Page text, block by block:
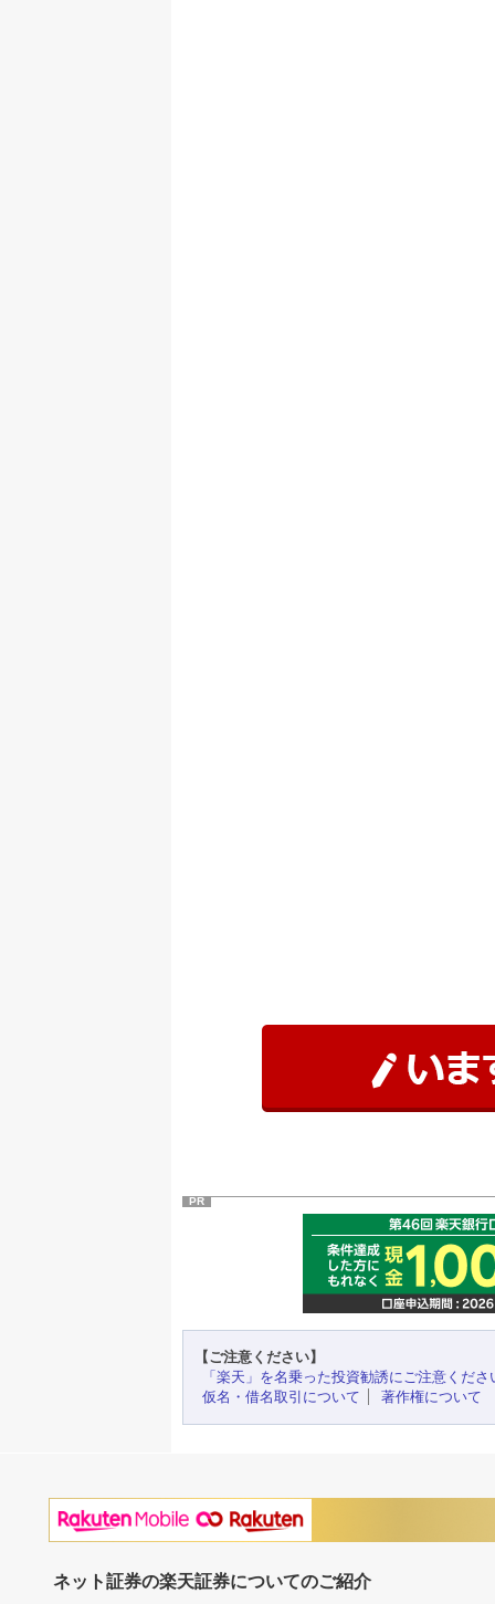
PR
【ご注意ください】
「楽天」を名乗った投資勧誘にご注意くださ
仮名・借名取引について
著作権について
ネット証券の楽天証券についてのご紹介